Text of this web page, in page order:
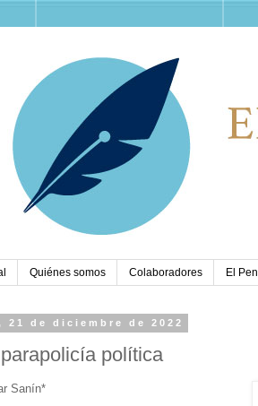
Quiénes somos Colaboradores El
21 de diciembre de 2022
política
Sanín*